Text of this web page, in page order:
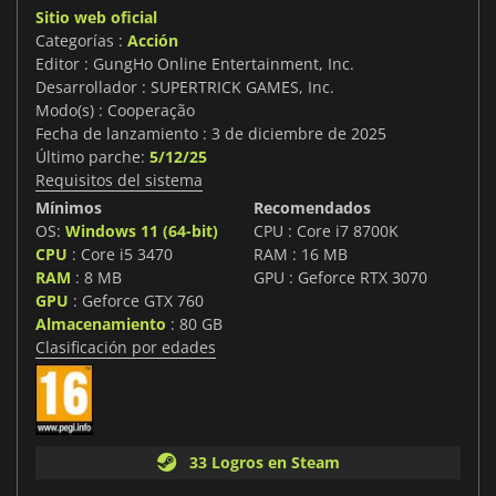
Sitio web oficial
Categorías : Acción
Editor : GungHo Online Entertainment, Inc.
Desarrollador : SUPERTRICK GAMES, Inc.
Modo(s) : Cooperação
Fecha de lanzamiento : 3 de diciembre de 2025
Último parche: 5/12/25
Requisitos del sistema
Mínimos
OS: Windows 11 (64-bit)
CPU : Core i5 3470
RAM : 8 MB
GPU : Geforce GTX 760
Almacenamiento : 80 GB
Recomendados
CPU : Core i7 8700K
RAM : 16 MB
GPU : Geforce RTX 3070
Clasificación por edades
33 Logros en Steam